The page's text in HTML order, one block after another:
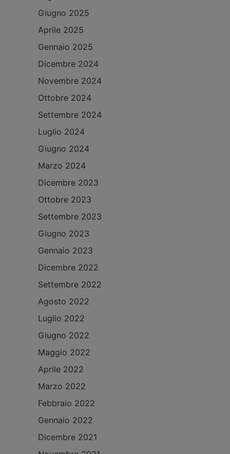
Giugno 2025
Aprile 2025
Gennaio 2025
Dicembre 2024
Novembre 2024
Ottobre 2024
Settembre 2024
Luglio 2024
Giugno 2024
Marzo 2024
Dicembre 2023
Ottobre 2023
Settembre 2023
Giugno 2023
Gennaio 2023
Dicembre 2022
Settembre 2022
Agosto 2022
Luglio 2022
Giugno 2022
Maggio 2022
Aprile 2022
Marzo 2022
Febbraio 2022
Gennaio 2022
Dicembre 2021